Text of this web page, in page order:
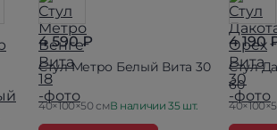
4 590 ₽
Стул Метро Белый Вита 30
40×100×50 смВ наличии 35 шт.
4 190
Стул
60